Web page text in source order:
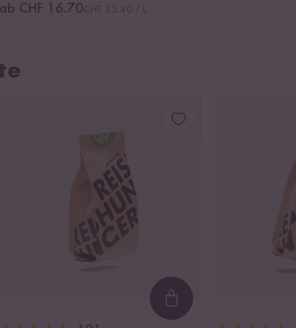
ab CHF 16.70
Loading...